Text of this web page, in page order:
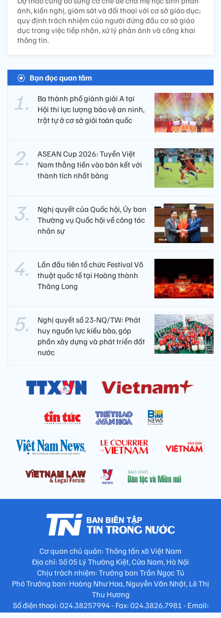
ánh, kiến nghị, giám sát và đối thoại với cơ sở giáo dục;
quy định trách nhiệm của người đứng đầu cơ sở giáo
dục trong việc tiếp nhận, xử lý phản ánh và công khai
thông tin.
Bạn đọc quan tâm
Ba thành phố giành giải A tại
Hội thi lực lượng bảo vệ an ninh,
trật tự ở cơ sở giỏi toàn quốc
ASEAN Cup 2026: Tuyển Việt
Nam thẳng tiến vào bán kết với
thành tích nhất bảng
Nghị quyết của Quốc hội, Ủy ban
Thường vụ Quốc hội về công tác
nhân sự
Lần đầu tiên tổ chức Festival Võ
thuật quốc tế tại Hoàng thành
Thăng Long
Nghị quyết số 23-NQ/TW: Phát
huy nguồn lực kiều bào, góp
phần xây dựng và phát triển đất
nước
Cơ quan chủ quản: Thông tấn xã Việt Nam
Địa chỉ: Số 05 Lý Thường Kiệt, Cửa Nam, Hà Nội
Chịu trách nhiệm: Trưởng ban Trần Ngọc Tú
Phó Trưởng ban: Hoàng Như Hoa, Nguyễn Văn Nhật, Lê Thị